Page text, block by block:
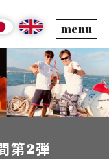
menu
第2弾